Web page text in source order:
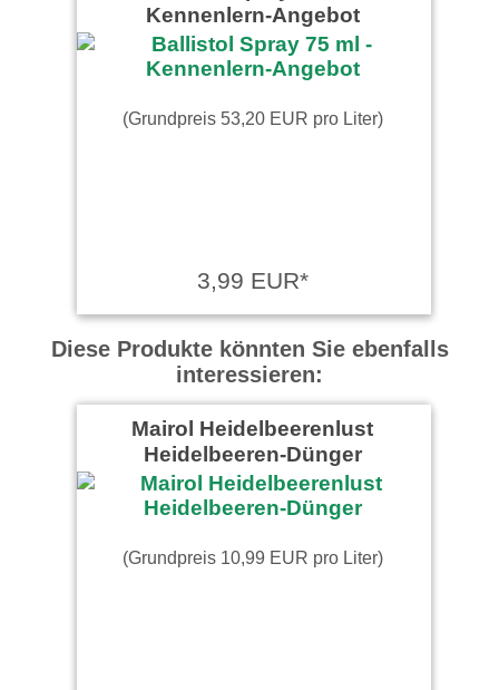
Kennenlern-Angebot
(Grundpreis 53,20 EUR pro Liter)
3,99 EUR*
Diese Produkte könnten Sie ebenfalls
interessieren:
Mairol Heidelbeerenlust
Heidelbeeren-Dünger
(Grundpreis 10,99 EUR pro Liter)